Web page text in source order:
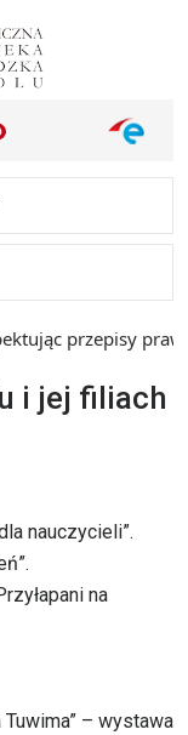
i inne
przepisy prawa
i jej filiach
nauczycieli”.
na
– wystawa